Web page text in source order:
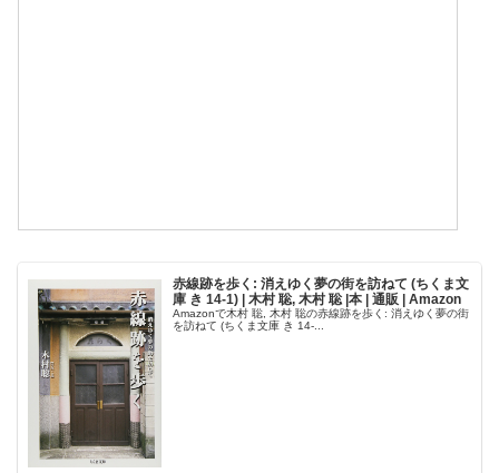
赤線跡を歩く: 消えゆく夢の街を訪ねて (ちくま文
庫 き 14-1) | 木村 聡, 木村 聡 |本 | 通販 | Amazon
Amazonで木村 聡, 木村 聡の赤線跡を歩く: 消えゆく夢の街
を訪ねて (ちくま文庫 き 14-...